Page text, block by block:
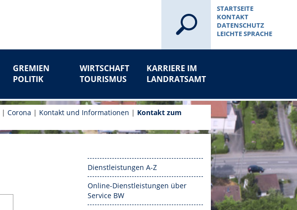
STARTSEITE
KONTAKT
DATENSCHUTZ
LEICHTE SPRACHE
GREMIEN
POLITIK
WIRTSCHAFT
TOURISMUS
KARRIERE IM
LANDRATSAMT
|Corona | Kontakt und Informationen | Kontakt zum
Dienstleistungen A-Z
Online-Dienstleistungen über
Service BW